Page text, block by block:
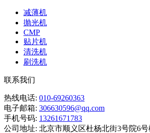
减薄机
抛光机
CMP
贴片机
清洗机
刷洗机
联系我们
热线电话: 010-69260363
电子邮箱: 306630596@qq.com
手机号码: 13261671783
公司地址: 北京市顺义区杜杨北街3号院6号